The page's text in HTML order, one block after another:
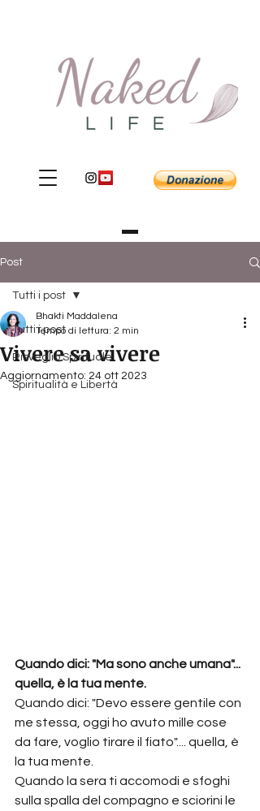
Post
Tutti i post
Risveglio Spirituale
Spiritualità e Libertà
Tutti i post
Vivere sa vivere
Bhakti Maddalena
Tempo di lettura: 2 min
Aggiornamento: 24 ott 2023
Quando dici: "Ma sono anche umana"...
quella, è la tua mente.
Quando dici: "Devo essere gentile con
me stessa, oggi ho avuto mille cose
da fare, voglio tirare il fiato".... quella, è
la tua mente.
Quando la sera ti accomodi e sfoghi
sulla spalla del compagno e sciorini le